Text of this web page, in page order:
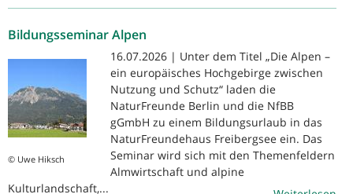
Bildungsseminar Alpen
© Uwe Hiksch
16.07.2026 | Unter dem Titel „Die Alpen –
ein europäisches Hochgebirge zwischen
Nutzung und Schutz“ laden die
NaturFreunde Berlin und die NfBB
gGmbH zu einem Bildungsurlaub in das
NaturFreundehaus Freibergsee ein. Das
Seminar wird sich mit den Themenfeldern
Almwirtschaft und alpine
Kulturlandschaft,...